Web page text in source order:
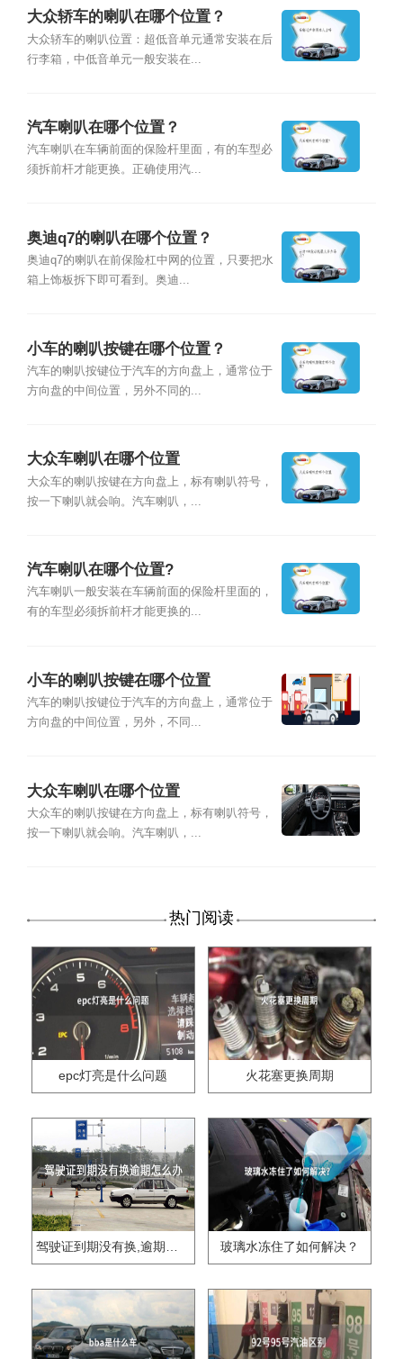
大众轿车的喇叭在哪个位置？
大众轿车的喇叭位置：超低音单元通常安装在后
行李箱，中低音单元一般安装在...
汽车喇叭在哪个位置？
汽车喇叭在车辆前面的保险杆里面，有的车型必
须拆前杆才能更换。正确使用汽...
奥迪q7的喇叭在哪个位置？
奥迪q7的喇叭在前保险杠中网的位置，只要把水
箱上饰板拆下即可看到。奥迪...
小车的喇叭按键在哪个位置？
汽车的喇叭按键位于汽车的方向盘上，通常位于
方向盘的中间位置，另外不同的...
大众车喇叭在哪个位置
大众车的喇叭按键在方向盘上，标有喇叭符号，
按一下喇叭就会响。汽车喇叭，...
汽车喇叭在哪个位置?
汽车喇叭一般安装在车辆前面的保险杆里面的，
有的车型必须拆前杆才能更换的...
小车的喇叭按键在哪个位置
汽车的喇叭按键位于汽车的方向盘上，通常位于
方向盘的中间位置，另外，不同...
大众车喇叭在哪个位置
大众车的喇叭按键在方向盘上，标有喇叭符号，
按一下喇叭就会响。汽车喇叭，...
热门阅读
epc灯亮是什么问题 火花塞更换周期
驾驶证到期没有换,逾期怎么办?? 玻璃水冻住了如何解决？